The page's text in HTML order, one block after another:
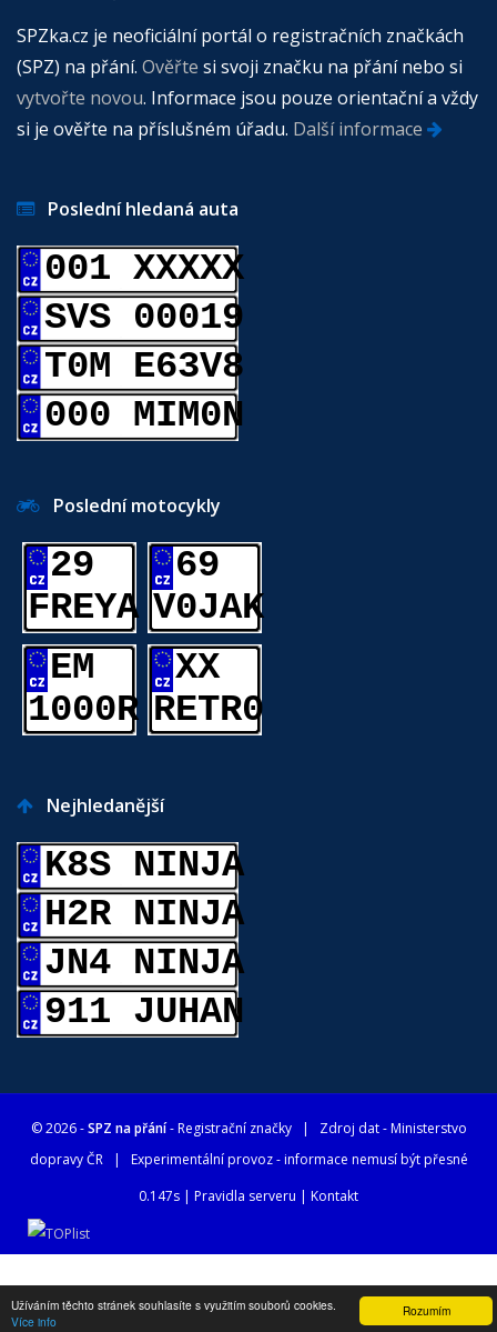
Rozumím
Užíváním těchto stránek souhlasíte s využitím souborů cookies.
Více info
SPZka.cz je neoficiální portál o registračních značkách
(SPZ) na přání. Ověřte si svoji značku na přání nebo si
vytvořte novou. Informace jsou pouze orientační a vždy
si je ověřte na příslušném úřadu. Další informace
Poslední hledaná auta
001 XXXXX
SVS 00019
T0M E63V8
000 MIM0N
Poslední motocykly
29
FREYA
69
V0JAK
EM
1000R
XX
RETR0
Nejhledanější
K8S NINJA
H2R NINJA
JN4 NINJA
911 JUHAN
© 2026 -SPZ na přání- Registrační značky| Zdroj dat -Ministerstvo
dopravy ČR| Experimentální provoz - informace nemusí být přesné
0.147s | Pravidla serveru | Kontakt